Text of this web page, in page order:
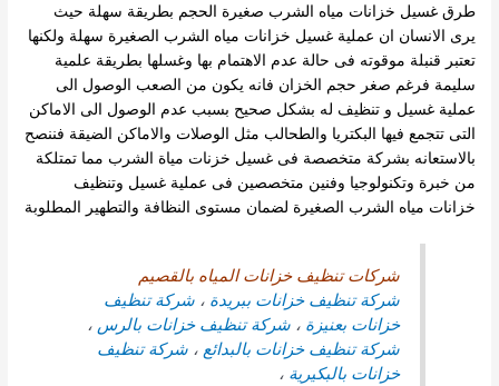
طرق غسيل خزانات مياه الشرب صغيرة الحجم بطريقة سهلة حيث
يرى الانسان ان عملية غسيل خزانات مياه الشرب الصغيرة سهلة ولكنها
تعتبر قنبلة موقوته فى حالة عدم الاهتمام بها وغسلها بطريقة علمية
سليمة فرغم صغر حجم الخزان فانه يكون من الصعب الوصول الى
عملية غسيل و تنظيف له بشكل صحيح بسبب عدم الوصول الى الاماكن
التى تتجمع فيها البكتريا والطحالب مثل الوصلات والاماكن الضيقة فننصح
بالاستعانه بشركة متخصصة فى غسيل خزنات مياة الشرب مما تمتلكة
من خبرة وتكنولوجيا وفنين متخصصين فى عملية غسيل وتنظيف
خزانات مياه الشرب الصغيرة لضمان مستوى النظافة والتطهير المطلوبة
شركات تنظيف خزانات المياه بالقصيم
شركة تنظيف خزانات ببريدة ،شركة تنظيف
خزانات بعنيزة ،شركة تنظيف خزانات بالرس ،
شركة تنظيف خزانات بالبدائع ، شركة تنظيف
خزانات بالبكيرية ،